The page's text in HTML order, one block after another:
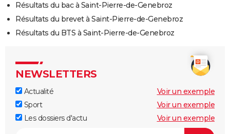
Résultats du bac à Saint-Pierre-de-Genebroz
Résultats du brevet à Saint-Pierre-de-Genebroz
Résultats du BTS à Saint-Pierre-de-Genebroz
NEWSLETTERS
Actualité
Voir un exemple
Sport
Voir un exemple
Les dossiers d'actu
Voir un exemple